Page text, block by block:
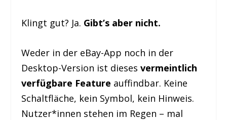
Klingt gut? Ja. Gibt’s aber nicht.
Weder in der eBay-App noch in der
Desktop-Version ist diesesvermeintlich
verfügbare Feature auffindbar. Keine
Schaltfläche, kein Symbol, kein Hinweis.
Nutzer*innen stehen im Regen – mal